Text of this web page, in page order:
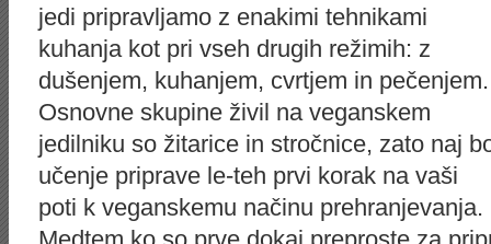
jedi pripravljamo z enakimi tehnikami
kuhanja kot pri vseh drugih režimih: z
dušenjem, kuhanjem, cvrtjem in pečenjem.
Osnovne skupine živil na veganskem
jedilniku so žitarice in stročnice, zato naj
učenje priprave le-teh prvi korak na vaši
poti k veganskemu načinu prehranjevanja.